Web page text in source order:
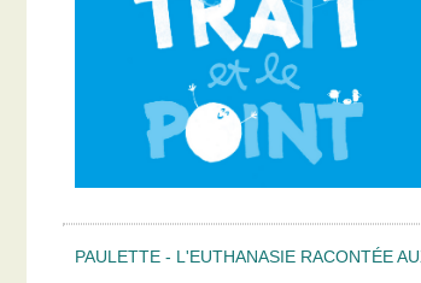
PAULETTE - L'EUTHANASIE RACONTÉE